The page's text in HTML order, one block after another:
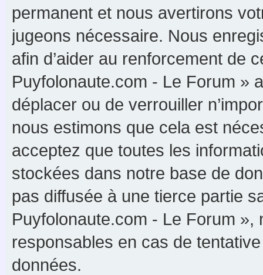
permanent et nous avertirons
jugeons nécessaire. Nous
afin d’aider au renforcement de
Puyfolonaute.com - Le Forum »
déplacer ou de verrouiller
nous estimons que cela est
acceptez que toutes les
stockées dans notre base de
pas diffusée à une tierce partie
Puyfolonaute.com - Le Forum
responsables en cas de
données.